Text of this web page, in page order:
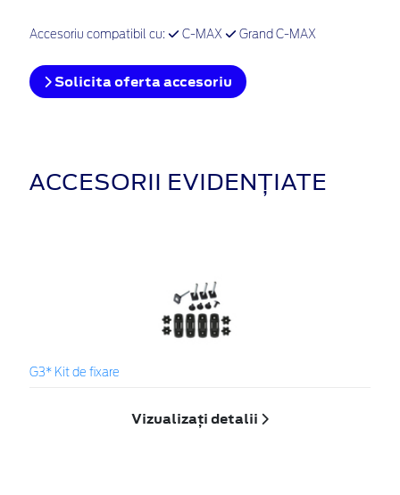
Accesoriu compatibil cu: C-MAX Grand C-MAX
Solicita oferta accesoriu
ACCESORII EVIDENȚIATE
G3* Kit de fixare
Vizualizați detalii